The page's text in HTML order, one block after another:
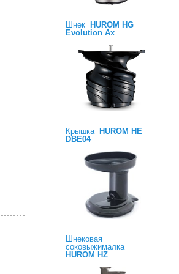
Шнек HUROM HG
Evolution Ax
Крышка HUROM HE
DBE04
Шнековая
соковыжималка
HUROM HZ